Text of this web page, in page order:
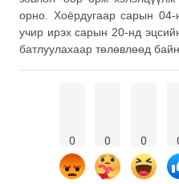
орно. Хоёрдугаар сарын
учир ирэх сарын 20-нд
батлуулахаар төлөвлөөд
0 0 0